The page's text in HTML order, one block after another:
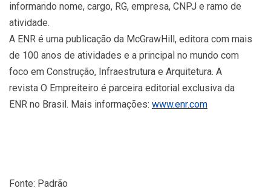
informando nome, cargo, RG, empresa, CNPJ e ramo de
atividade.
A ENR é uma publicação da McGrawHill, editora com mais
de 100 anos de atividades e a principal no mundo com
foco em Construção, Infraestrutura e Arquitetura. A
revista O Empreiteiro é parceira editorial exclusiva da
ENR no Brasil. Mais informações: www.enr.com
Fonte: Padrão